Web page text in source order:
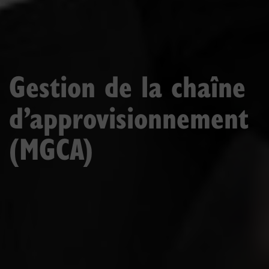
Gestion de la chaîne
d’approvisionnement
(MGCA)